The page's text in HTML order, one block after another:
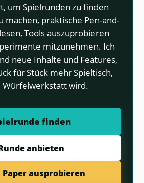
um Spielrunden zu finden
machen, praktische Pen-and-
Tools auszuprobieren
mitzunehmen. Ich
neue Inhalte und Features,
für Stück mehr Spieltisch,
Würfelwerkstatt wird.
finden
anbieten
Paper ausprobieren